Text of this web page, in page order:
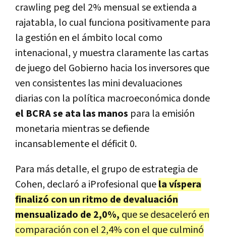
crawling peg del 2% mensual se extienda a
rajatabla, lo cual funciona positivamente para
la gestión en el ámbito local como
intenacional, y muestra claramente las cartas
de juego del Gobierno hacia los inversores que
ven consistentes las mini devaluaciones
diarias con la política macroeconómica donde
el BCRA se ata las manos para la emisión
monetaria mientras se defiende
incansablemente el déficit 0.
Para más detalle, el grupo de estrategia de
Cohen, declaró a iProfesional quela víspera
finalizó con un ritmo de devaluación
mensualizado de 2,0%, que se desaceleró en
comparación con el 2,4% con el que culminó